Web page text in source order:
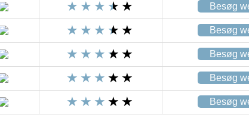
Besøg
Besøg
Besøg
Besøg
Besøg